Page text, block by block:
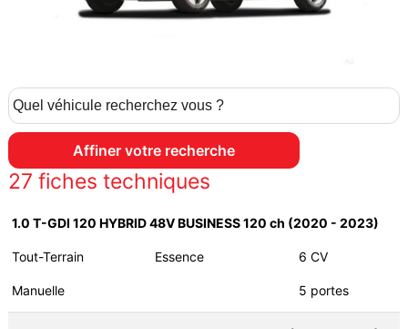
27 fiches techniques
1.0 T-GDI 120 HYBRID 48V BUSINESS 120 ch (2020 - 2023)
Tout-Terrain Essence 6 CV
Manuelle 5 portes